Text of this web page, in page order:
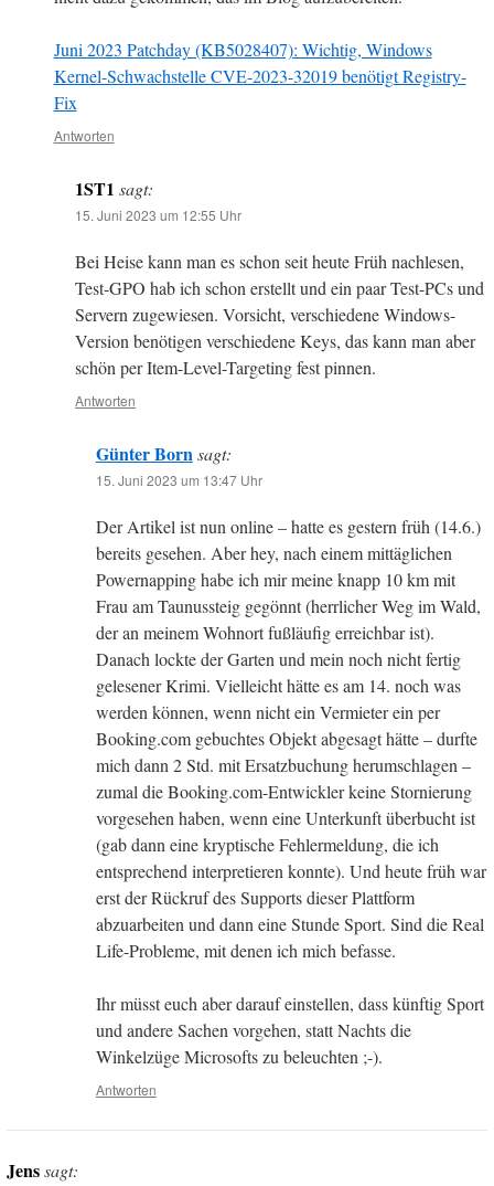
Juni 2023 Patchday (KB5028407): Wichtig, Windows
Kernel-Schwachstelle CVE-2023-32019 benötigt Registry-
Fix
Antworten
1ST1 sagt:
15. Juni 2023 um 12:55 Uhr
Bei Heise kann man es schon seit heute Früh nachlesen,
Test-GPO hab ich schon erstellt und ein paar Test-PCs und
Servern zugewiesen. Vorsicht, verschiedene Windows-
Version benötigen verschiedene Keys, das kann man aber
schön per Item-Level-Targeting fest pinnen.
Antworten
Günter Bornsagt:
15. Juni 2023 um 13:47 Uhr
Der Artikel ist nun online – hatte es gestern früh (14.6.)
bereits gesehen. Aber hey, nach einem mittäglichen
Powernapping habe ich mir meine knapp 10 km mit
Frau am Taunussteig gegönnt (herrlicher Weg im Wald,
der an meinem Wohnort fußläufig erreichbar ist).
Danach lockte der Garten und mein noch nicht fertig
gelesener Krimi. Vielleicht hätte es am 14. noch was
werden können, wenn nicht ein Vermieter ein per
Booking.com gebuchtes Objekt abgesagt hätte – durfte
mich dann 2 Std. mit Ersatzbuchung herumschlagen –
zumal die Booking.com-Entwickler keine Stornierung
vorgesehen haben, wenn eine Unterkunft überbucht ist
(gab dann eine kryptische Fehlermeldung, die ich
entsprechend interpretieren konnte). Und heute früh war
erst der Rückruf des Supports dieser Plattform
abzuarbeiten und dann eine Stunde Sport. Sind die Real
Life-Probleme, mit denen ich mich befasse.
Ihr müsst euch aber darauf einstellen, dass künftig Sport
und andere Sachen vorgehen, statt Nachts die
Winkelzüge Microsofts zu beleuchten ;-).
Antworten
Jenssagt: